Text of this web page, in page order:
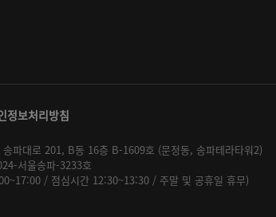
정보처리방침
파대로 201, B동 16층 B-1609호 (문정동, 송파테라타워2)
서울송파-3233호
/ 점심시간 12:30~13:30 / 주말 및 공휴일 휴무)